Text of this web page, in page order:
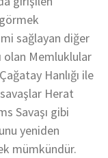
sağlayan diğer
olan Memluklular
Hanlığı ile
Herat
Savaşı gibi
yeniden
mümkündür.